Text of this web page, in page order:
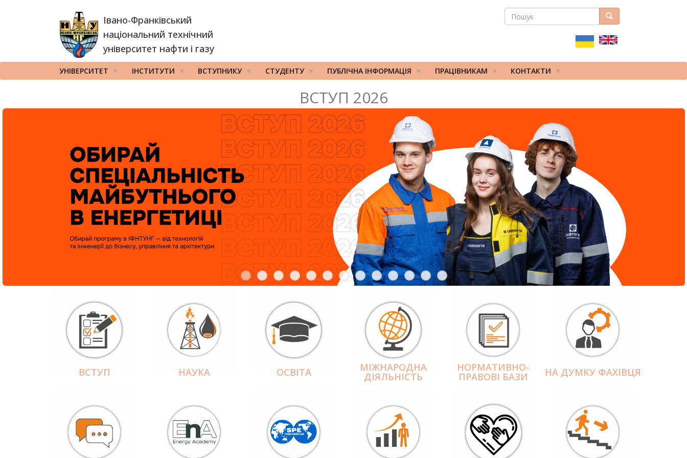
Івано-Франківський
національний технічний
університет нафти і газу
ПОШУКОВА
ПОШУК Пошук
УНІВЕРСИТЕТ ІНСТИТУТИ ВСТУПНИКУ СТУДЕНТУ ПУБЛІЧНА ІНФОРМАЦІЯ ПРАЦІВНИКАМ КОНТАКТИ
ВСТУП 2026
ВСТУП НАУКА ОСВІТА МІЖНАРОДНА
ДІЯЛЬНІCТЬ
НОРМАТИВНО-
ПРАВОВІ БАЗИ НА ДУМКУ ФАХІВЦЯ